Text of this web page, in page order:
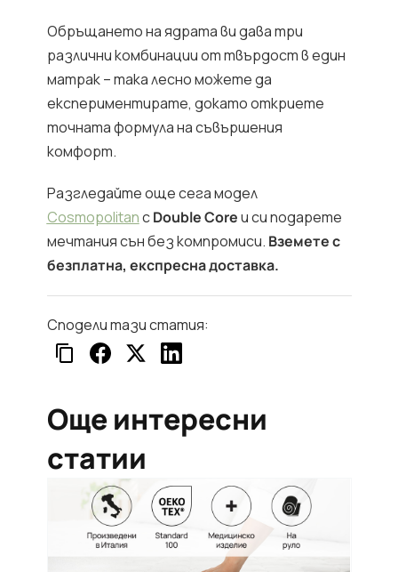
Обръщането на ядрата ви дава три
различни комбинации от твърдост в един
матрак – така лесно можете да
експериментирате, докато откриете
точната формула на съвършения
комфорт.
Разгледайте още сега модел
CosmopolitanсDouble Coreи си подарете
мечтания сън без компромиси. Вземете с
безплатна, експресна доставка.
Сподели тази статия:
Още интересни
статии